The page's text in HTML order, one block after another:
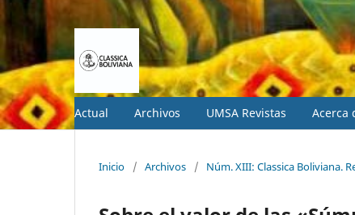
Actual Archivos UMSA Revistas Acerca
Inicio / Archivos / Núm. XIII: Classica Boliviana.